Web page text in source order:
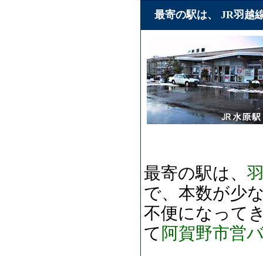
最寄の駅は、 JR羽
最寄の駅は、
で、本数が少
不便になって
て 阿賀野市営